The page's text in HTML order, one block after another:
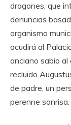
dragones, que
denuncias
organismo
acudirá al
anciano sabio
recluido
de padre, un
perenne sonrisa.